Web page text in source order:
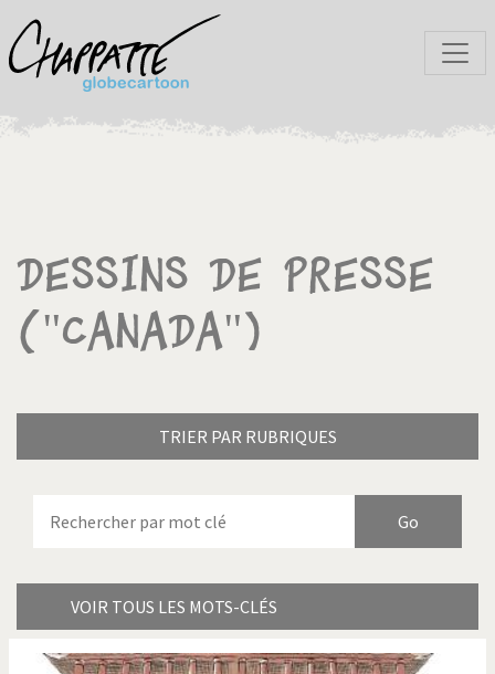
Dessins de presse
("Canada")
TRIER PAR RUBRIQUES
VOIR TOUS LES MOTS-CLÉS
Bienvenue en Italie
Bye Biden! Catholique ou pas très?
Chère énergie! Crise grecque